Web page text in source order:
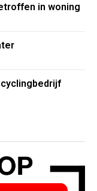
in woning